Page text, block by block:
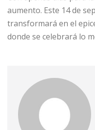
aumento. Este 14 de
transformará en el
donde se celebrará lo